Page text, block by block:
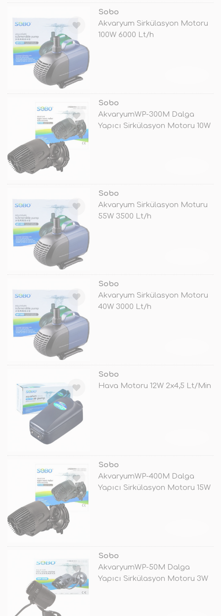
Sobo
Akvaryum Sirkülasyon Motoru
100W 6000 Lt/h
Sobo
AkvaryumWP-300M Dalga
Yapıcı Sirkülasyon Motoru 10W
Sobo
Akvaryum Sirkülasyon Moturu
55W 3500 Lt/h
Sobo
Akvaryum Sirkülasyon Motoru
40W 3000 Lt/h
Sobo
Hava Motoru 12W 2x4,5 Lt/Min
Sobo
AkvaryumWP-400M Dalga
Yapıcı Sirkülasyon Motoru 15W
Sobo
AkvaryumWP-50M Dalga
Yapıcı Sirkülasyon Motoru 3W